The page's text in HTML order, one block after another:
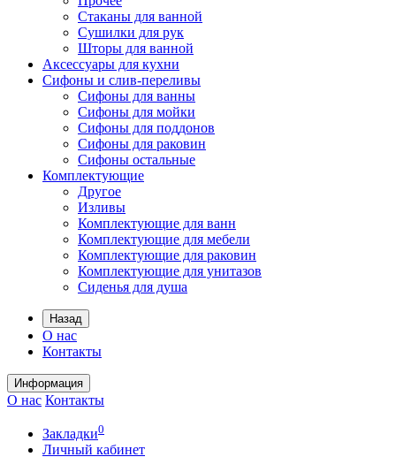
Стаканы для ванной
Сушилки для рук
Шторы для ванной
Аксессуары для кухни
Сифоны и слив-переливы
Сифоны для ванны
Сифоны для мойки
Сифоны для поддонов
Сифоны для раковин
Сифоны остальные
Комплектующие
Другое
Изливы
Комплектующие для ванн
Комплектующие для мебели
Комплектующие для раковин
Комплектующие для унитазов
Сиденья для душа
Назад
О нас
Контакты
Информация
О нас Контакты
Закладки0
Личный кабинет